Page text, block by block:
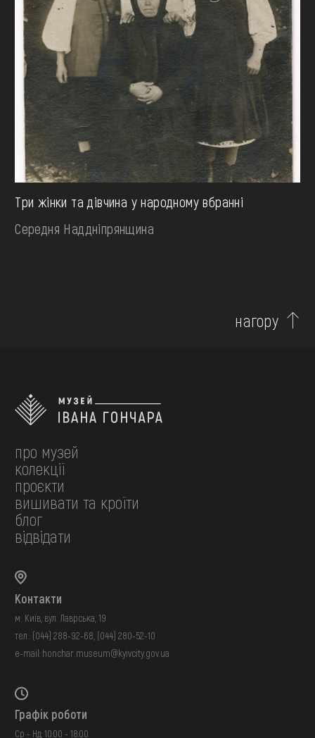
Три жінки та дівчина у народному вбранні
Середня Наддніпрянщина
нагору
про музей
колекції
проєкти
вишивати та кроїти
блог
відвідати
Контакти
м. Київ, вул. Лаврська, 19
тел.: (044) 288-92-68 (044) 280-52-10
e-mail: honchar.museum@kyivcity.gov.ua
Графік роботи
Ср - Нд: 10:00 - 18:00